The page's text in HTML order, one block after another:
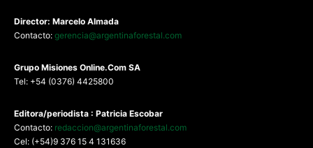
Director: Marcelo Almada
Contacto: gerencia@argentinaforestal.com
Grupo Misiones Online.Com SA
Tel: +54 (0376) 4425800
Editora/periodista : Patricia Escobar
Contacto: redaccion@argentinaforestal.com
Cel: (+54)9 376 15 4 131636